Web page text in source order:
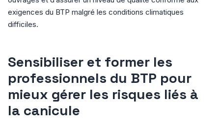
exigences du BTP malgré les conditions climatiques
difficiles.
Sensibiliser et former les
professionnels du BTP pour
mieux gérer les risques liés à
la canicule